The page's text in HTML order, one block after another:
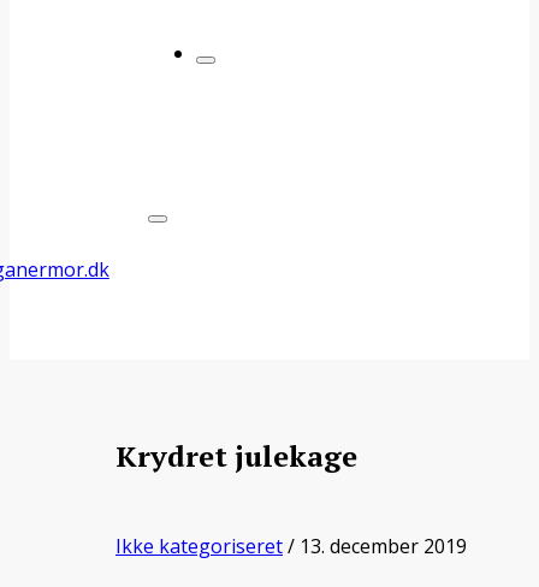
Krydret julekage
Ikke kategoriseret/ 13. december 2019